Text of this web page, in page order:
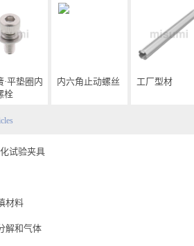
·平垫圈内
栓
内六角止动螺丝 工厂型材
试验夹具
材料
解和气体